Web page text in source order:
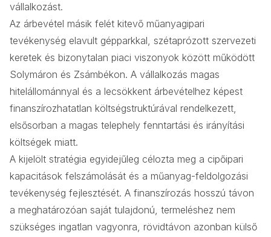
vállalkozást.
Az árbevétel másik felét kitevő műanyagipari
tevékenység elavult gépparkkal, szétaprózott szervezeti
keretek és bizonytalan piaci viszonyok között működött
Solymáron és Zsámbékon. A vállalkozás magas
hitelállománnyal és a lecsökkent árbevételhez képest
finanszírozhatatlan költségstruktúrával rendelkezett,
elsősorban a magas telephely fenntartási és irányítási
költségek miatt.
A kijelölt stratégia egyidejűleg célozta meg a cipőipari
kapacitások felszámolását és a műanyag-feldolgozási
tevékenység fejlesztését. A finanszírozás hosszú távon
a meghatározóan saját tulajdonú, termeléshez nem
szükséges ingatlan vagyonra, rövidtávon azonban külső